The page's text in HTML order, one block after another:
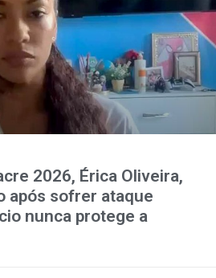
2026, Érica Oliveira,
após sofrer ataque
nunca protege a